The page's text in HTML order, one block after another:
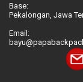
Base:
Pekalongan, Jawa
Email: